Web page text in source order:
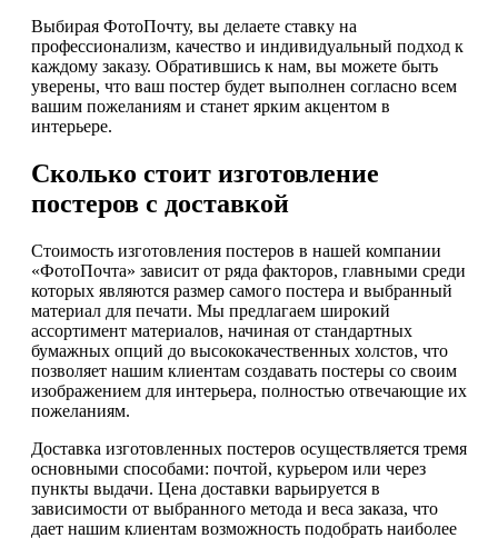
Выбирая ФотоПочту, вы делаете ставку на
профессионализм, качество и индивидуальный подход к
каждому заказу. Обратившись к нам, вы можете быть
уверены, что ваш постер будет выполнен согласно всем
вашим пожеланиям и станет ярким акцентом в
интерьере.
Сколько стоит изготовление
постеров с доставкой
Стоимость изготовления постеров в нашей компании
«ФотоПочта» зависит от ряда факторов, главными среди
которых являются размер самого постера и выбранный
материал для печати. Мы предлагаем широкий
ассортимент материалов, начиная от стандартных
бумажных опций до высококачественных холстов, что
позволяет нашим клиентам создавать постеры со своим
изображением для интерьера, полностью отвечающие их
пожеланиям.
Доставка изготовленных постеров осуществляется тремя
основными способами: почтой, курьером или через
пункты выдачи. Цена доставки варьируется в
зависимости от выбранного метода и веса заказа, что
дает нашим клиентам возможность подобрать наиболее